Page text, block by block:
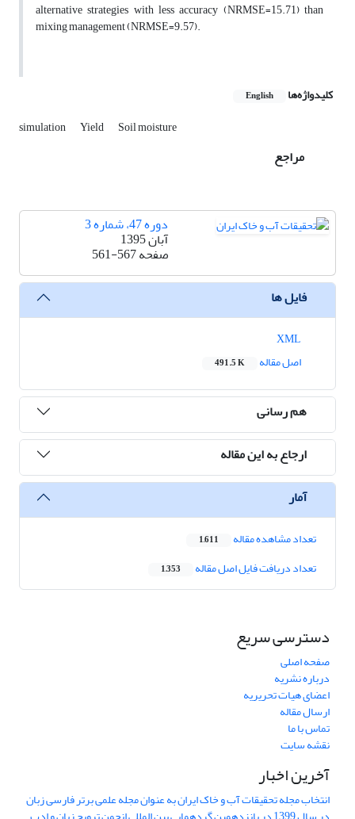
alternative strategies with less accuracy (NRMSE=15.71) than
mixing management (NRMSE=9.57).
کلیدواژه‌ها English
simulation Yield Soil moisture
مراجع
دوره 47، شماره 3
آبان 1395
صفحه561-567
فایل ها
اصل مقاله
491.5 K
هم رسانی
ارجاع به این مقاله
آمار
تعداد مشاهده مقاله 1,611
تعداد دریافت فایل اصل مقاله 1,353
دسترسی سریع
صفحه اصلی
درباره نشریه
اعضای هیات تحریریه
ارسال مقاله
تماس با ما
نقشه سایت
آخرین اخبار
انتخاب مجله تحقیقات آب و خاک ایران به عنوان مجله علمی برتر فارسی زبان